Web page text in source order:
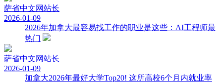
萨省中文网站长
2026-01-09
2026年加拿大最容易找工作的职业是这些：AI工程师最
热门
萨省中文网站长
2026-01-09
加拿大2026年最好大学Top20! 这所高校6个月内就业率